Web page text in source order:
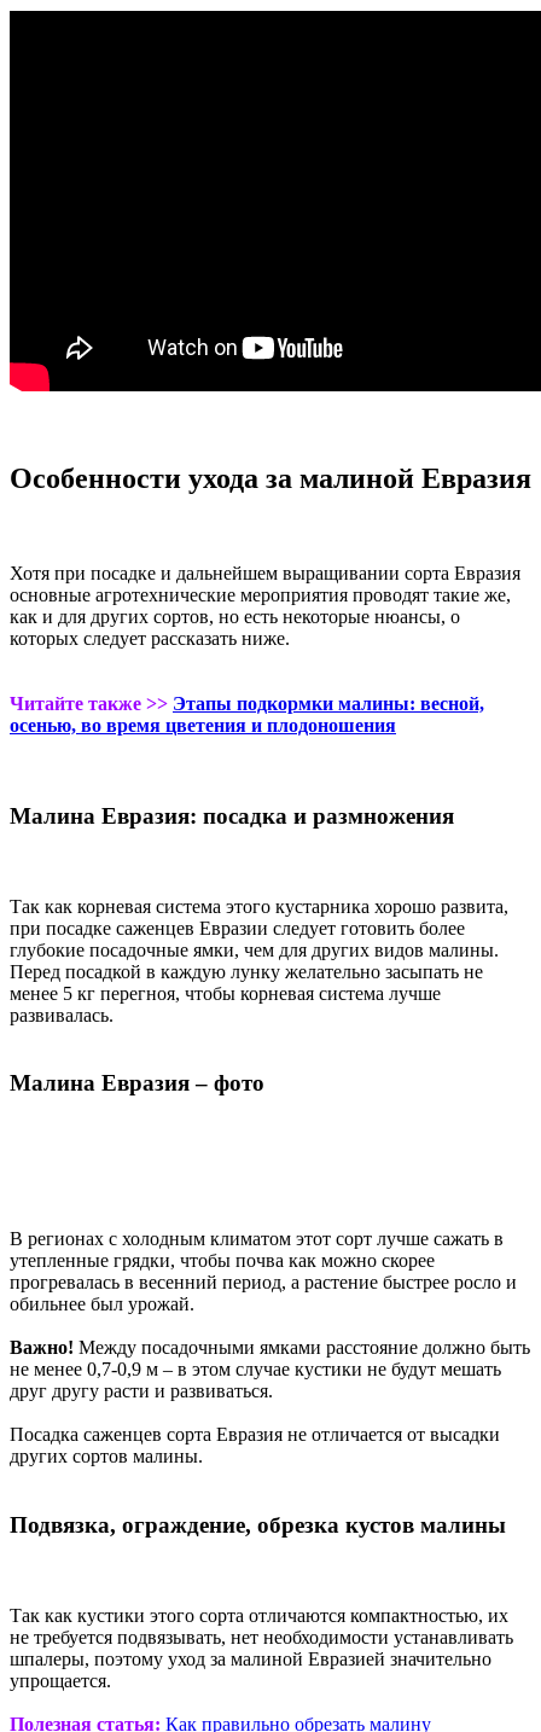
Особенности ухода за малиной Евразия
Хотя при посадке и дальнейшем выращивании сорта Евразия
основные агротехнические мероприятия проводят такие же,
как и для других сортов, но есть некоторые нюансы, о
которых следует рассказать ниже.
Читайте также >> Этапы подкормки малины: весной,
осенью, во время цветения и плодоношения
Малина Евразия: посадка и размножения
Так как корневая система этого кустарника хорошо развита,
при посадке саженцев Евразии следует готовить более
глубокие посадочные ямки, чем для других видов малины.
Перед посадкой в каждую лунку желательно засыпать не
менее 5 кг перегноя, чтобы корневая система лучше
развивалась.
Малина Евразия – фото
В регионах с холодным климатом этот сорт лучше сажать в
утепленные грядки, чтобы почва как можно скорее
прогревалась в весенний период, а растение быстрее росло и
обильнее был урожай.
Важно! Между посадочными ямками расстояние должно быть
не менее 0,7-0,9 м – в этом случае кустики не будут мешать
друг другу расти и развиваться.
Посадка саженцев сорта Евразия не отличается от высадки
других сортов малины.
Подвязка, ограждение, обрезка кустов малины
Так как кустики этого сорта отличаются компактностью, их
не требуется подвязывать, нет необходимости устанавливать
шпалеры, поэтому уход за малиной Евразией значительно
упрощается.
Полезная статья: Как правильно обрезать малину